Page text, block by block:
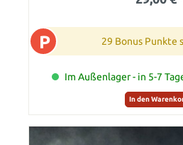
P 29 Bonus Punkte
Im Außenlager - in 5-7
In den